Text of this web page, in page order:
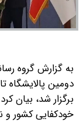
به گزارش گروه
دومین پالایشگاه
برگزار شد، بیان
خودکفایی کشور و